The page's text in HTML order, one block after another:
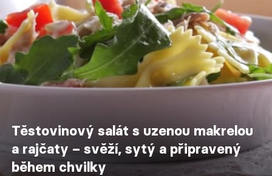
Těstovinový salát s uzenou makrelou
a rajčaty – svěží, sytý a připravený
během chvilky